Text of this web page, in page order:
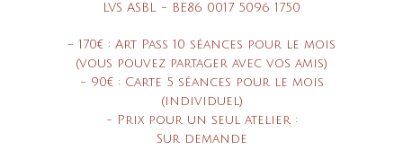
LVS ASBL - BE86 0017 5096 1750
- 170€ : Art Pass 10 séances pour le mois
(vous pouvez partager avec vos amis)
- 90€ : Carte 5 séances pour le mois
(individuel)
- Prix pour un seul atelier :
Sur demande